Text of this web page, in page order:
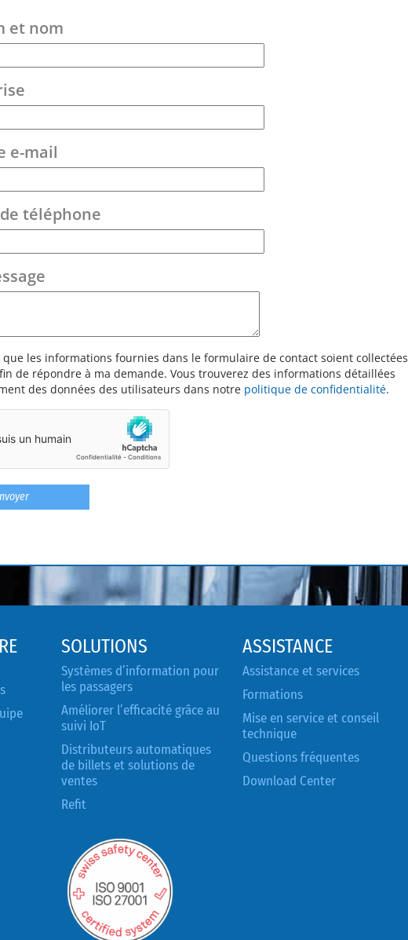
et nom
e-mail
téléphone
que les informations fournies dans le formulaire de contact soient collectées
de répondre à ma demande. Vous trouverez des informations détaillées
des données des utilisateurs dans notre politique de confidentialité.
SOLUTIONS
Systèmes d’information pour
les passagers
Améliorer l’efficacité grâce au
suivi IoT
Distributeurs automatiques
de billets et solutions de
ventes
Refit
ASSISTANCE
Assistance et services
Formations
Mise en service et conseil
technique
Questions fréquentes
Download Center